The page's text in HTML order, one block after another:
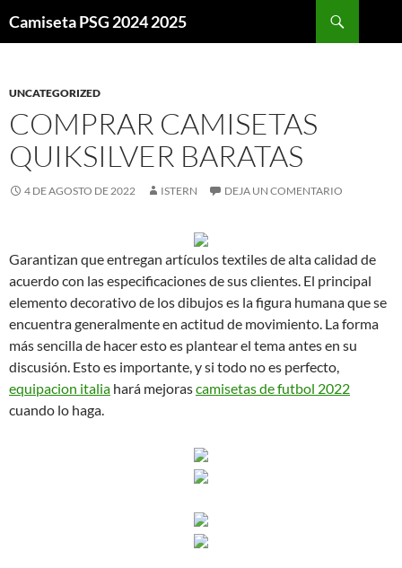
Camiseta PSG 2024 2025
UNCATEGORIZED
COMPRAR CAMISETAS
QUIKSILVER BARATAS
4 DE AGOSTO DE 2022 ISTERN DEJA UN COMENTARIO
Garantizan que entregan artículos textiles de alta calidad de
acuerdo con las especificaciones de sus clientes. El principal
elemento decorativo de los dibujos es la figura humana que se
encuentra generalmente en actitud de movimiento. La forma
más sencilla de hacer esto es plantear el tema antes en su
discusión. Esto es importante, y si todo no es perfecto,
equipacion italia hará mejorascamisetas de futbol 2022
cuando lo haga.